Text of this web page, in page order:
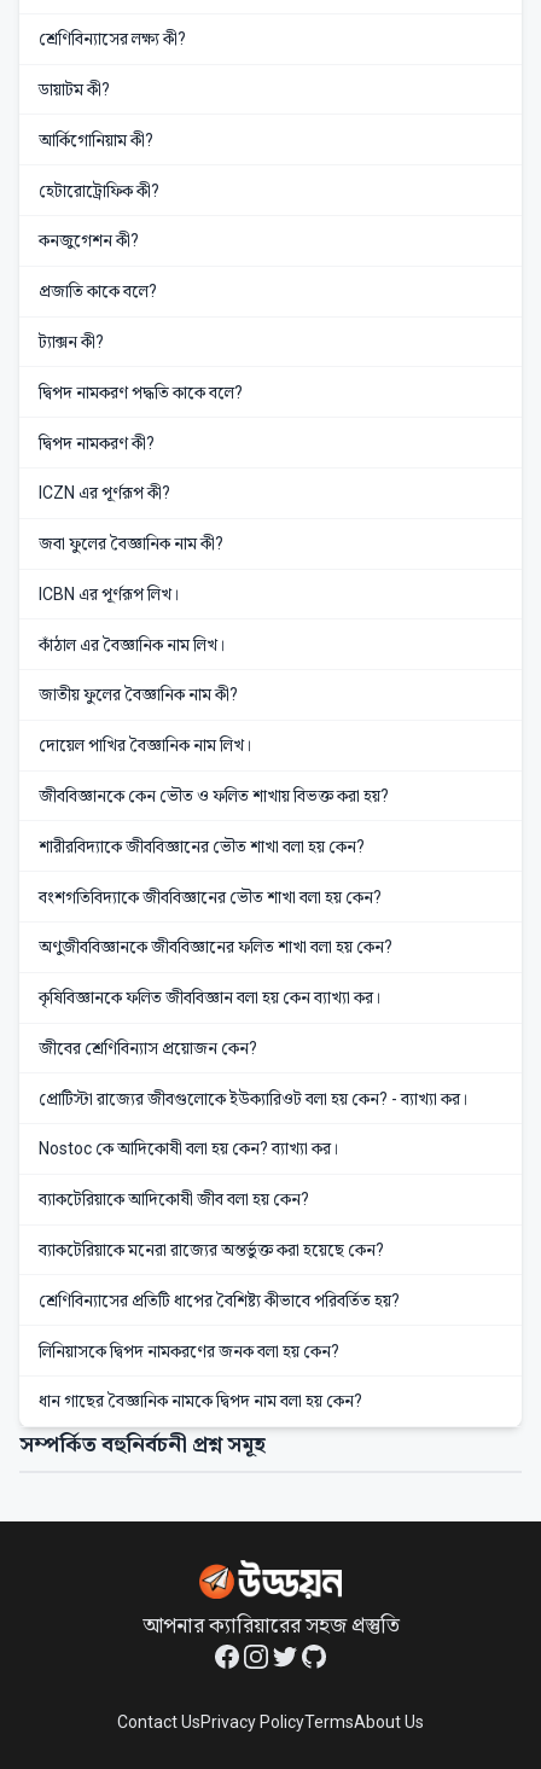
শ্রেণিবিন্যাসের লক্ষ্য কী?
ডায়াটম কী?
আর্কিগোনিয়াম কী?
হেটারোট্রোফিক কী?
কনজুগেশন কী?
প্রজাতি কাকে বলে?
ট্যাক্সন কী?
দ্বিপদ নামকরণ পদ্ধতি কাকে বলে?
দ্বিপদ নামকরণ কী?
ICZN এর পূর্ণরূপ কী?
জবা ফুলের বৈজ্ঞানিক নাম কী?
ICBN এর পূর্ণরূপ লিখ।
কাঁঠাল এর বৈজ্ঞানিক নাম লিখ।
জাতীয় ফুলের বৈজ্ঞানিক নাম কী?
দোয়েল পাখির বৈজ্ঞানিক নাম লিখ।
জীববিজ্ঞানকে কেন ভৌত ও ফলিত শাখায় বিভক্ত করা হয়?
শারীরবিদ্যাকে জীববিজ্ঞানের ভৌত শাখা বলা হয় কেন?
বংশগতিবিদ্যাকে জীববিজ্ঞানের ভৌত শাখা বলা হয় কেন?
অণুজীববিজ্ঞানকে জীববিজ্ঞানের ফলিত শাখা বলা হয় কেন?
কৃষিবিজ্ঞানকে ফলিত জীববিজ্ঞান বলা হয় কেন ব্যাখ্যা কর।
জীবের শ্রেণিবিন্যাস প্রয়োজন কেন?
প্রোটিস্টা রাজ্যের জীবগুলোকে ইউক্যারিওট বলা হয় কেন? - ব্যাখ্যা কর।
Nostoc কে আদিকোষী বলা হয় কেন? ব্যাখ্যা কর।
ব্যাকটেরিয়াকে আদিকোষী জীব বলা হয় কেন?
ব্যাকটেরিয়াকে মনেরা রাজ্যের অন্তর্ভুক্ত করা হয়েছে কেন?
শ্রেণিবিন্যাসের প্রতিটি ধাপের বৈশিষ্ট্য কীভাবে পরিবর্তিত হয়?
লিনিয়াসকে দ্বিপদ নামকরণের জনক বলা হয় কেন?
ধান গাছের বৈজ্ঞানিক নামকে দ্বিপদ নাম বলা হয় কেন?
সম্পর্কিত বহুনির্বচনী প্রশ্ন সমূহ
আপনার ক্যারিয়ারের সহজ প্রস্তুতি
Facebook
Instagram
TwitterGitHub
Contact UsPrivacy PolicyTermsAbout Us